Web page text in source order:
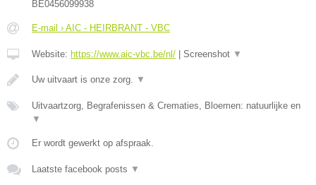
BE0456099938
E-mail › AIC - HEIRBRANT - VBC
Website: https://www.aic-vbc.be/nl/ Screenshot ▼
Uw uitvaart is onze zorg. ▼
Uitvaartzorg, Begrafenissen & Crematies, Bloemen: natuurlijke en
▼
Er wordt gewerkt op afspraak.
Laatste facebook posts ▼